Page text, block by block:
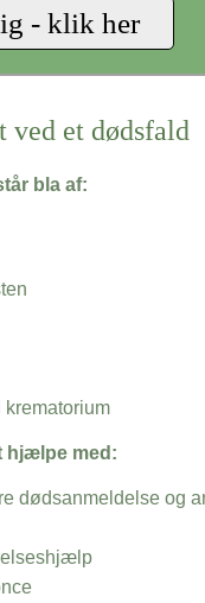
et dødsfald
bla af:
krematorium
hjælpe med:
dødsanmeldelse og